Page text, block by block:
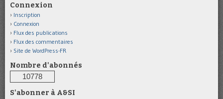
Connexion
Inscription
Connexion
Flux des publications
Flux des commentaires
Site de WordPress-FR
Nombre d'abonnés
10778
S'abonner à A&SI